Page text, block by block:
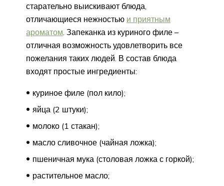
старательно выискивают блюда,
отличающиеся нежностью и приятным
ароматом . Запеканка из куриного филе –
отличная возможность удовлетворить все
пожелания таких людей. В состав блюда
входят простые ингредиенты:
куриное филе (пол кило);
яйца (2 штуки);
молоко (1 стакан);
масло сливочное (чайная ложка);
пшеничная мука (столовая ложка с горкой);
растительное масло;